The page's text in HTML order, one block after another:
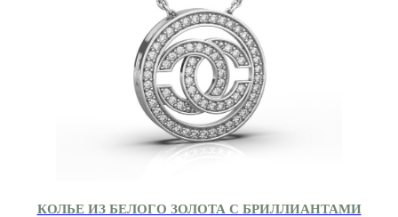
КОЛЬЕ ИЗ БЕЛОГО ЗОЛОТА С БРИЛЛИАНТАМИ